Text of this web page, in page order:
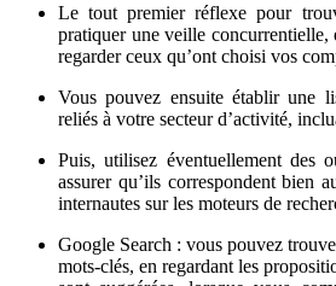
Le tout premier réflexe pour
pratiquer une veille concurrentielle,
regarder ceux qu’ont choisi vos
Vous pouvez ensuite établir une
reliés à votre secteur d’activité,
Puis, utilisez éventuellement des
assurer qu’ils correspondent bien
internautes sur les moteurs de
Google Search : vous pouvez
mots-clés, en regardant les